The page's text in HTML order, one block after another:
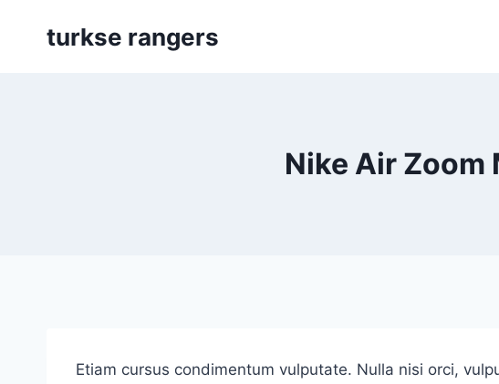
turkse rangers
Nike Air Zoom
Etiam cursus condimentum vulputate. Nulla nisi orci,